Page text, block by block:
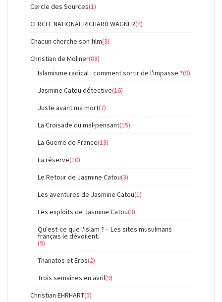
Cercle des Sources(1)
CERCLE NATIONAL RICHARD WAGNER(4)
Chacun cherche son film(3)
Christian de Moliner(88)
Islamisme radical : comment sortir de l'impasse ?(9)
Jasmine Catou détective(16)
Juste avant ma mort(7)
La Croisade du mal-pensant(15)
La Guerre de France(13)
La réserve(10)
Le Retour de Jasmine Catou(3)
Les aventures de Jasmine Catou(1)
Les exploits de Jasmine Catou(3)
Qu'est-ce que l'islam ? – Les sites musulmans
français le dévoilent.
(9)
Thanatos et Eros(2)
Trois semaines en avril(9)
Christian EHRHART(5)